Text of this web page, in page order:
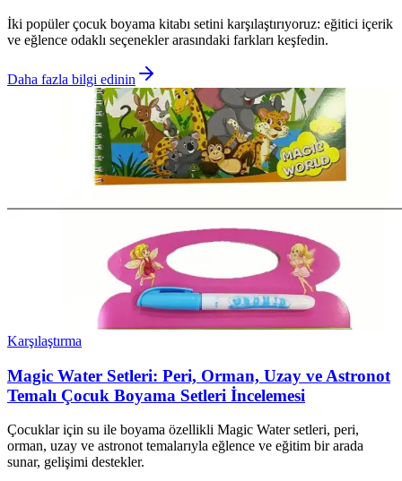
İki popüler çocuk boyama kitabı setini karşılaştırıyoruz: eğitici içerik
ve eğlence odaklı seçenekler arasındaki farkları keşfedin.
Daha fazla bilgi edinin
Karşılaştırma
Magic Water Setleri: Peri, Orman, Uzay ve Astronot
Temalı Çocuk Boyama Setleri İncelemesi
Çocuklar için su ile boyama özellikli Magic Water setleri, peri,
orman, uzay ve astronot temalarıyla eğlence ve eğitim bir arada
sunar, gelişimi destekler.